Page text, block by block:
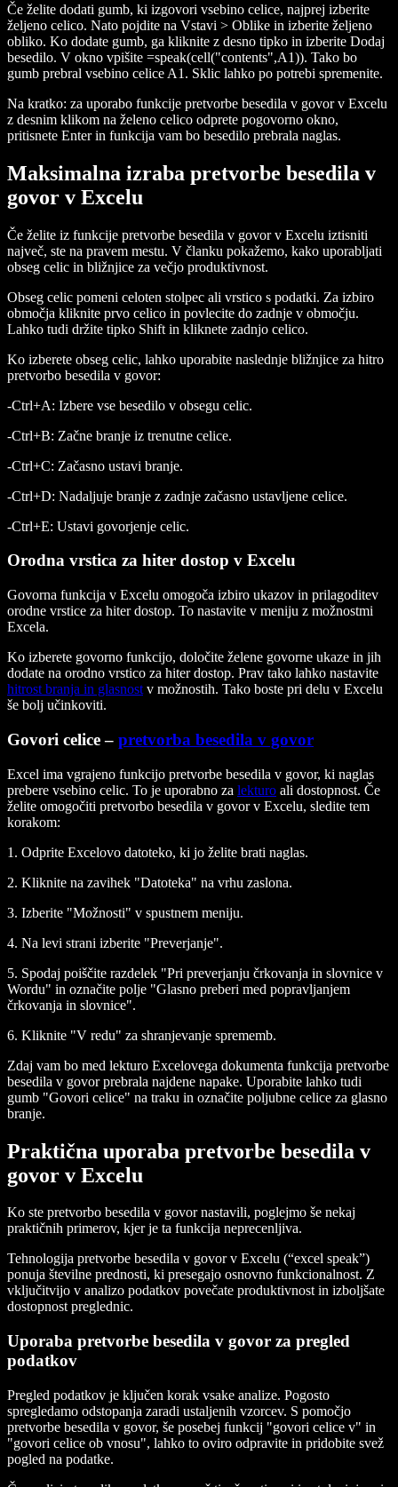
Če želite dodati gumb, ki izgovori vsebino celice, najprej izberite
željeno celico. Nato pojdite na Vstavi > Oblike in izberite željeno
obliko. Ko dodate gumb, ga kliknite z desno tipko in izberite Dodaj
besedilo. V okno vpišite =speak(cell("contents",A1)). Tako bo
gumb prebral vsebino celice A1. Sklic lahko po potrebi spremenite.
Na kratko: za uporabo funkcije pretvorbe besedila v govor v Excelu
z desnim klikom na želeno celico odprete pogovorno okno,
pritisnete Enter in funkcija vam bo besedilo prebrala naglas.
Maksimalna izraba pretvorbe besedila v
govor v Excelu
Če želite iz funkcije pretvorbe besedila v govor v Excelu iztisniti
največ, ste na pravem mestu. V članku pokažemo, kako uporabljati
obseg celic in bližnjice za večjo produktivnost.
Obseg celic pomeni celoten stolpec ali vrstico s podatki. Za izbiro
območja kliknite prvo celico in povlecite do zadnje v območju.
Lahko tudi držite tipko Shift in kliknete zadnjo celico.
Ko izberete obseg celic, lahko uporabite naslednje bližnjice za hitro
pretvorbo besedila v govor:
-Ctrl+A: Izbere vse besedilo v obsegu celic.
-Ctrl+B: Začne branje iz trenutne celice.
-Ctrl+C: Začasno ustavi branje.
-Ctrl+D: Nadaljuje branje z zadnje začasno ustavljene celice.
-Ctrl+E: Ustavi govorjenje celic.
Orodna vrstica za hiter dostop v Excelu
Govorna funkcija v Excelu omogoča izbiro ukazov in prilagoditev
orodne vrstice za hiter dostop. To nastavite v meniju z možnostmi
Excela.
Ko izberete govorno funkcijo, določite želene govorne ukaze in jih
dodate na orodno vrstico za hiter dostop. Prav tako lahko nastavite
hitrost branja in glasnost v možnostih. Tako boste pri delu v Excelu
še bolj učinkoviti.
Govori celice – pretvorba besedila v govor
Excel ima vgrajeno funkcijo pretvorbe besedila v govor, ki naglas
prebere vsebino celic. To je uporabno za lekturo ali dostopnost. Če
želite omogočiti pretvorbo besedila v govor v Excelu, sledite tem
korakom:
1. Odprite Excelovo datoteko, ki jo želite brati naglas.
2. Kliknite na zavihek "Datoteka" na vrhu zaslona.
3. Izberite "Možnosti" v spustnem meniju.
4. Na levi strani izberite "Preverjanje".
5. Spodaj poiščite razdelek "Pri preverjanju črkovanja in slovnice v
Wordu" in označite polje "Glasno preberi med popravljanjem
črkovanja in slovnice".
6. Kliknite "V redu" za shranjevanje sprememb.
Zdaj vam bo med lekturo Excelovega dokumenta funkcija pretvorbe
besedila v govor prebrala najdene napake. Uporabite lahko tudi
gumb "Govori celice" na traku in označite poljubne celice za glasno
branje.
Praktična uporaba pretvorbe besedila v
govor v Excelu
Ko ste pretvorbo besedila v govor nastavili, poglejmo še nekaj
praktičnih primerov, kjer je ta funkcija neprecenljiva.
Tehnologija pretvorbe besedila v govor v Excelu (“excel speak”)
ponuja številne prednosti, ki presegajo osnovno funkcionalnost. Z
vključitvijo v analizo podatkov povečate produktivnost in izboljšate
dostopnost preglednic.
Uporaba pretvorbe besedila v govor za pregled
podatkov
Pregled podatkov je ključen korak vsake analize. Pogosto
spregledamo odstopanja zaradi ustaljenih vzorcev. S pomočjo
pretvorbe besedila v govor, še posebej funkcij "govori celice v" in
"govori celice ob vnosu", lahko to oviro odpravite in pridobite svež
pogled na podatke.